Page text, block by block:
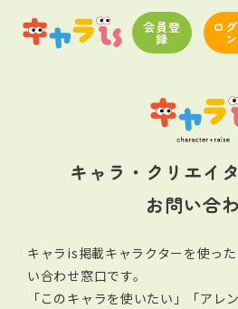
会員登
録
ロ
ン
キャラ・クリエイ
お問い合
キャラis掲載キャラクターを使っ
い合わせ窓口です。
「このキャラを使いたい」「アレ